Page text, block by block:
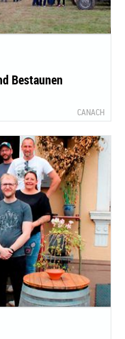
Bestaunen
CANACH